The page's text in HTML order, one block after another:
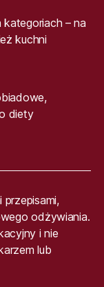
– na
kuchni
diety
przepisami,
odżywiania.
i nie
lub